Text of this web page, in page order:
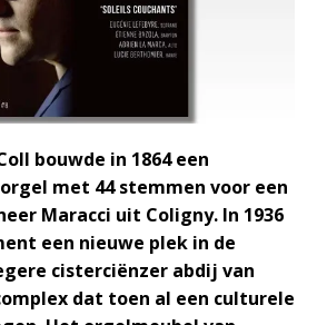
bouwde in 1864 een
met 44 stemmen voor een
Maracci uit Coligny. In 1936
een nieuwe plek in de
cisterciënzer abdij van
dat toen al een culturele